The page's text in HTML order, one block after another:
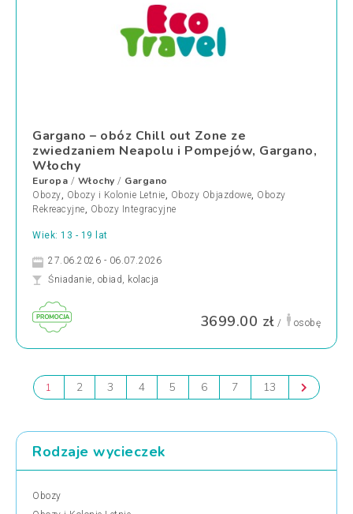
Gargano – obóz Chill out Zone ze
zwiedzaniem Neapolu i Pompejów, Gargano,
Włochy
Europa / Włochy / Gargano
Obozy, Obozy i Kolonie Letnie, Obozy Objazdowe, Obozy
Rekreacyjne, Obozy Integracyjne
Wiek: 13 - 19 lat
27.06.2026 - 06.07.2026
Śniadanie, obiad, kolacja
3699.00 zł / osobę
1 2 3 4 5 6 7 13
Rodzaje wycieczek
Obozy